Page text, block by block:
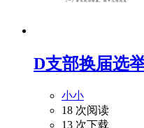
D支部换届选
小小
18 次阅读
13 次下载